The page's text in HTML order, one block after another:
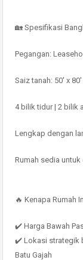
🏡 Spesifikasi
Pegangan:
Saiz tanah: 50′ x
4 bilik tidur | 2 bilik
Lengkap dengan
Rumah sedia
🔥 Kenapa Rumah
✔️ Harga Bawah
✔️ Lokasi strategik
Batu Gajah